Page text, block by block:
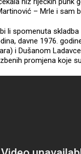
– Mrle i sam
li spomenuta skladba
davne 1976.
i Dušanom
promjena koje